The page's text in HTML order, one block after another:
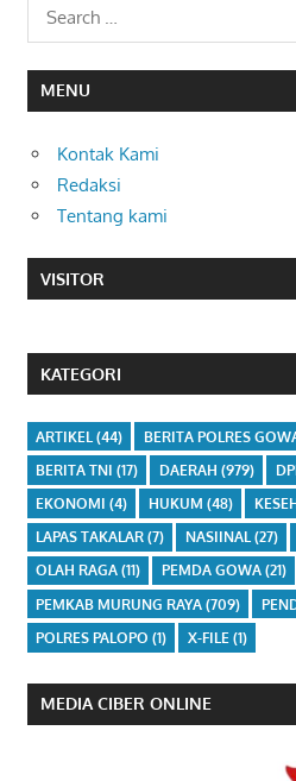
MENU
Kontak Kami
Redaksi
Tentang kami
VISITOR
KATEGORI
ARTIKEL (44) BERITA POLRES
BERITA TNI (17) DAERAH (979)
EKONOMI (4) HUKUM (48)
LAPAS TAKALAR(7) NASIINAL(27)
OLAH RAGA(11) PEMDA GOWA(21)
PEMKAB MURUNG RAYA(709)
POLRES PALOPO (1) X-FILE (1)
MEDIA CIBER ONLINE